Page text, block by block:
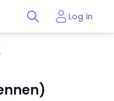
Log in